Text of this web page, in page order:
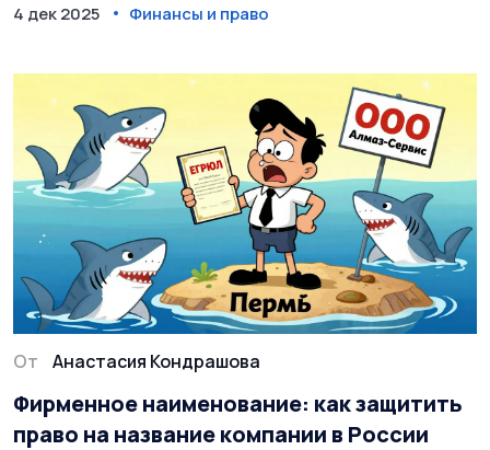
4 дек 2025 Финансы и право
От Анастасия Кондрашова
Фирменное наименование: как защитить
право на название компании в России